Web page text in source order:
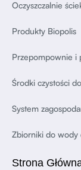
Oczyszczalnie
Produkty Biopolis
Przepompownie i
Środki czystości
System
Zbiorniki do wody
Strona